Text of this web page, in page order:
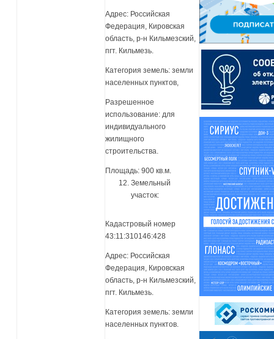
Адрес: Российская
Федерация, Кировская
область, р-н Кильмезский,
пгт. Кильмезь.
Категория земель: земли
населенных пунктов,
Разрешенное
использование: для
индивидуального
жилищного
строительства.
Площадь: 900 кв.м.
Земельный
участок:
Кадастровый номер
43:11:310146:428
Адрес: Российская
Федерация, Кировская
область, р-н Кильмезский,
пгт. Кильмезь.
Категория земель: земли
населенных пунктов.